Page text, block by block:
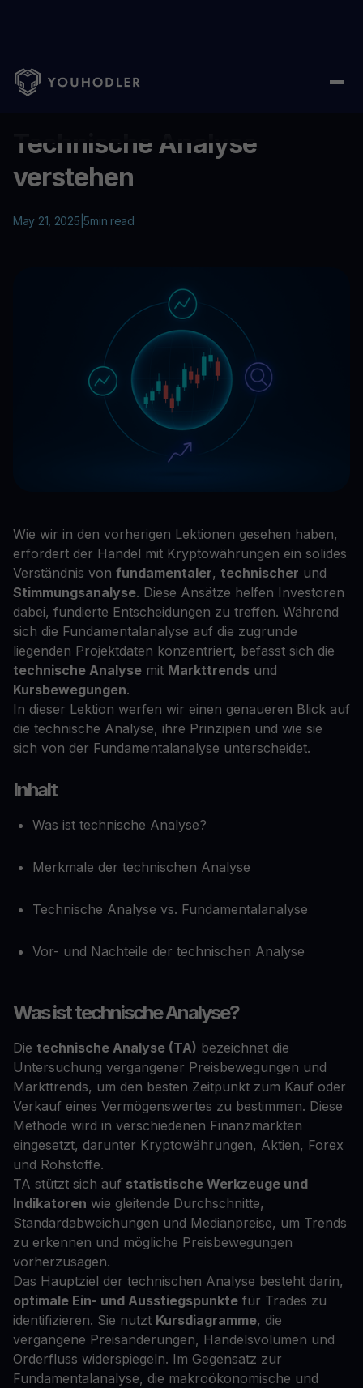
Home Education/Technische Analyse verstehen
Technische Analyse
verstehen
May 21, 2025 |5min read
Wie wir in den vorherigen Lektionen gesehen haben,
erfordert der Handel mit Kryptowährungen ein solides
Verständnis von fundamentaler, technischer und
Stimmungsanalyse. Diese Ansätze helfen Investoren
dabei, fundierte Entscheidungen zu treffen. Während
sich die Fundamentalanalyse auf die zugrunde
liegenden Projektdaten konzentriert, befasst sich die
technische Analyse mit Markttrends und
Kursbewegungen.
In dieser Lektion werfen wir einen genaueren Blick auf
die technische Analyse, ihre Prinzipien und wie sie
sich von der Fundamentalanalyse unterscheidet.
Inhalt
Was ist technische Analyse?
Merkmale der technischen Analyse
Technische Analyse vs. Fundamentalanalyse
Vor- und Nachteile der technischen Analyse
Was ist technische Analyse?
Die technische Analyse (TA) bezeichnet die
Untersuchung vergangener Preisbewegungen und
Markttrends, um den besten Zeitpunkt zum Kauf oder
Verkauf eines Vermögenswertes zu bestimmen. Diese
Methode wird in verschiedenen Finanzmärkten
eingesetzt, darunter Kryptowährungen, Aktien, Forex
und Rohstoffe.
TA stützt sich auf statistische Werkzeuge und
Indikatoren wie gleitende Durchschnitte,
Standardabweichungen und Medianpreise, um Trends
zu erkennen und mögliche Preisbewegungen
vorherzusagen.
Das Hauptziel der technischen Analyse besteht darin,
optimale Ein- und Ausstiegspunkte für Trades zu
identifizieren. Sie nutzt Kursdiagramme, die
vergangene Preisänderungen, Handelsvolumen und
Orderfluss widerspiegeln. Im Gegensatz zur
Fundamentalanalyse, die makroökonomische und